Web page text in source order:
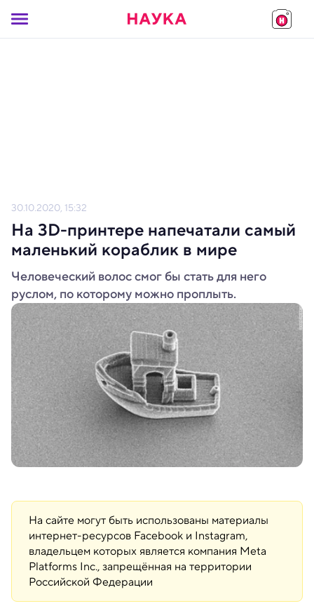
30.10.2020, 15:32
На 3D-принтере напечатали самый
маленький кораблик в мире
Человеческий волос смог бы стать для него
руслом, по которому можно проплыть.
На сайте могут быть использованы материалы
интернет-ресурсов Facebook и Instagram,
владельцем которых является компания Meta
Platforms Inc., запрещённая на территории
Российской Федерации